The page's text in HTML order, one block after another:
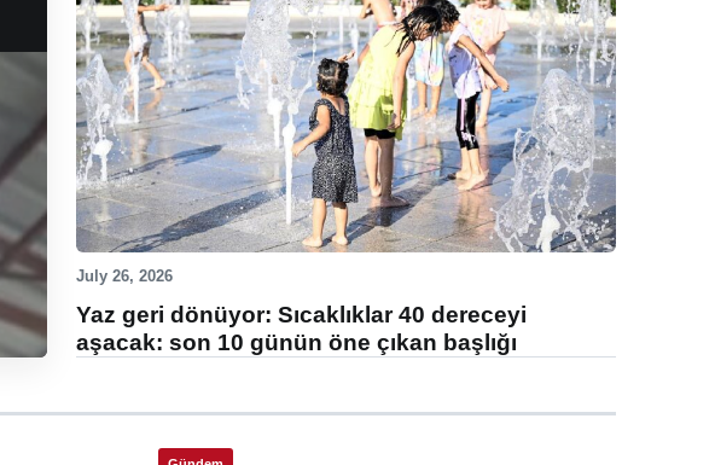
July 26, 2026
Yaz geri dönüyor: Sıcaklıklar 40 dereceyi
aşacak: son 10 günün öne çıkan başlığı